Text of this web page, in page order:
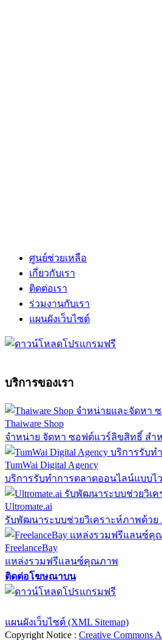
ศูนย์ช่วยเหลือ
เกี่ยวกับเรา
ติดต่อเรา
ร่วมงานกับเรา
แผนผังเว็บไซต์
บริการของเรา
Thaiware Shop
จำหน่าย จัดหา ซอฟต์แวร์ลิขสิทธิ์ สำ
TumWai Digital Agency
บริการรับทำการตลาดออนไลน์แบบไ
Ultromate.ai
รับพัฒนาระบบช่วยวิเคราะห์ภาพด้วย
FreelanceBay
แหล่งรวมฟรีแลนซ์คุณภาพ
ติดต่อโฆษณาบน
แผนผังเว็บไซต์ (XML Sitemap)
Copyright Notice : Creative Commons